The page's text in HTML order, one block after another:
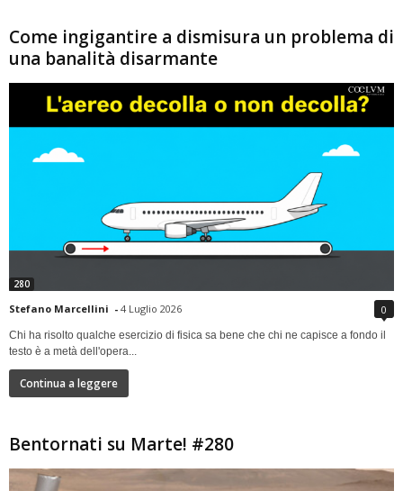
Come ingigantire a dismisura un problema di
una banalità disarmante
280
Stefano Marcellini - 4 Luglio 2026 0
Chi ha risolto qualche esercizio di fisica sa bene che chi ne capisce a fondo il
testo è a metà dell'opera...
Continua a leggere
Bentornati su Marte! #280